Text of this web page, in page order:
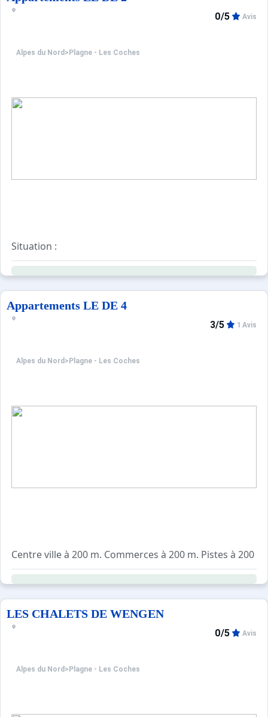
Alpes du Nord > Plagne - Les Coches
0/5 Avis
Situation :
Résidence située à deux pas de la caisse des
Equipements :
Résidence équipée de casiers à skis.
Parking public gratuit.
Pas d'ascenseur
Appartements LE DE 4
Alpes du Nord > Plagne - Les Coches
3/5 1 Avis
Centre ville à 200 m. Commerces à 200 m. Pistes à 200
Résidence située à 200m des pistes et des commerces.
Equipements :
Résidence équipée d'un ascenseur et de casiers à skis.
Parking public gratuit.
LES CHALETS DE WENGEN
Alpes du Nord > Plagne - Les Coches
0/5 Avis